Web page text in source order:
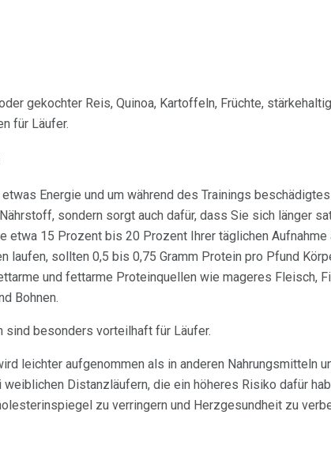
gekochter Reis, Quinoa, Kartoffeln, Früchte,
für Läufer.
Energie und um während des Trainings
sondern sorgt auch dafür, dass Sie sich länger
etwa 15 Prozent bis 20 Prozent Ihrer täglichen Aufnahme
laufen, sollten 0,5 bis 0,75 Gramm Protein pro Pfund
und fettarme Proteinquellen wie mageres Fleisch,
Bohnen.
sind besonders vorteilhaft für Läufer.
leichter aufgenommen als in anderen Nahrungsmitteln
Distanzläufern, die ein höheres Risiko dafür
zu verringern und Herzgesundheit zu